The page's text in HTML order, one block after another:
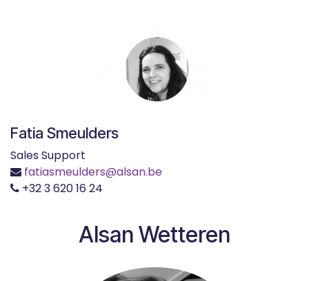
Fatia Smeulders
Sales Support
fatiasmeulders@alsan.be
+32 3 620 16 24
Alsan Wetteren